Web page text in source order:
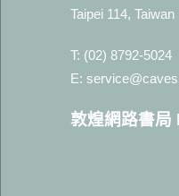
Taipei 114, Taiwan
T: (02) 8792-5024
E:
敦煌網路書局